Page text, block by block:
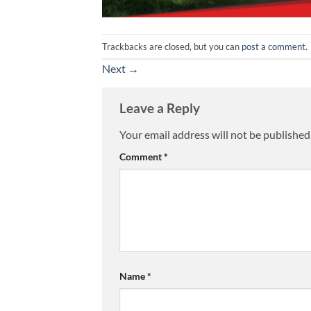
Trackbacks are closed, but you can post a comment.
Next →
Leave a Reply
Your email address will not be
Comment*
Name*